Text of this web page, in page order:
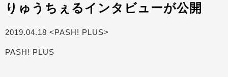
りゅうちぇるインタビューが公開
2019.04.18 <PASH! PLUS>
PASH! PLUS